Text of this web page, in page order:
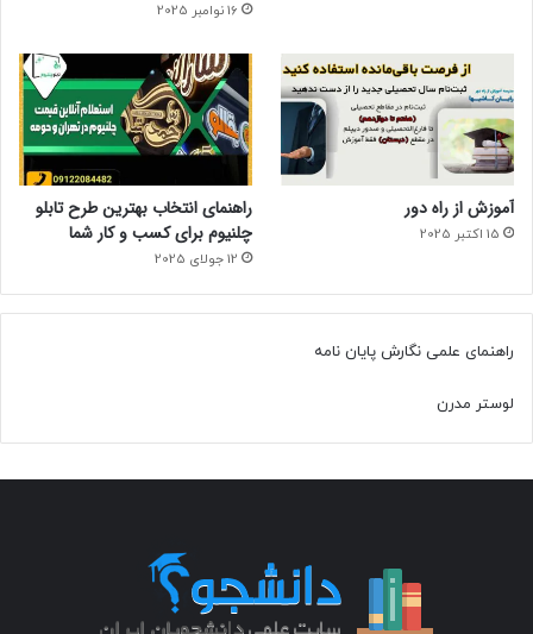
16 نوامبر 2025
آموزش از راه دور
15 اکتبر 2025
راهنمای انتخاب بهترین طرح تابلو
چلنیوم برای کسب و کار شما
12 جولای 2025
راهنمای علمی نگارش پایان نامه
لوستر مدرن